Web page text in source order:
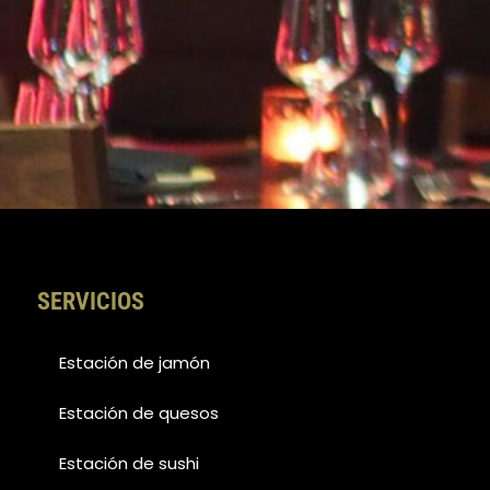
SERVICIOS
Estación de jamón
Estación de quesos
Estación de sushi